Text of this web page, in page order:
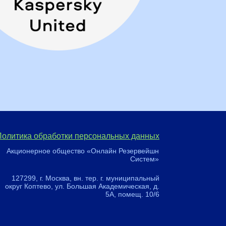
Акционерное общество «Онлайн Резервейшн
Систем»
127299, г. Москва, вн. тер. г. муниципальный
округ Коптево, ул. Большая Академическая, д.
5А, помещ. 10/6
обработки персональных данных